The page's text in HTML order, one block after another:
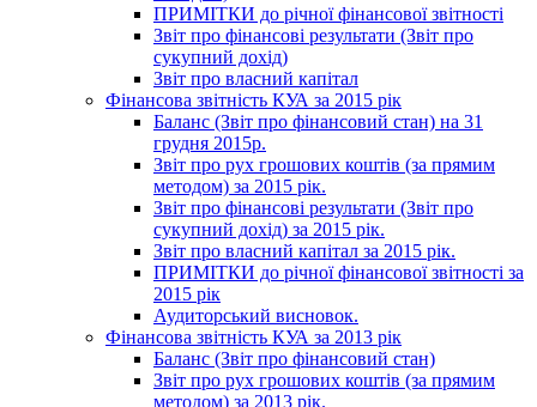
ПРИМІТКИ до річної фінансової звітності
Звіт про фінансові результати (Звіт про
сукупний дохід)
Звіт про власний капітал
Фінансова звітність КУА за 2015 рік
Баланс (Звіт про фінансовий стан) на 31
грудня 2015р.
Звіт про рух грошових коштів (за прямим
методом) за 2015 рік.
Звіт про фінансові результати (Звіт про
сукупний дохід) за 2015 рік.
Звіт про власний капітал за 2015 рік.
ПРИМІТКИ до річної фінансової звітності за
2015 рік
Аудиторський висновок.
Фінансова звітність КУА за 2013 рік
Баланс (Звіт про фінансовий стан)
Звіт про рух грошових коштів (за прямим
методом) за 2013 рік.